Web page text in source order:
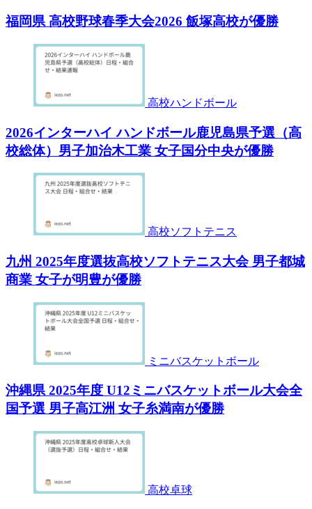
福岡県 高校野球春季大会2026 飯塚高校が優勝
高校ハンドボール
2026インターハイ ハンドボール鹿児島県予選（高
校総体）男子加治木工業 女子国分中央が優勝
高校ソフトテニス
九州 2025年度選抜高校ソフトテニス大会 男子都城
商業 女子が明豊が優勝
ミニバスケットボール
沖縄県 2025年度 U12ミニバスケットボール大会全
国予選 男子高江洲 女子糸満南が優勝
高校卓球